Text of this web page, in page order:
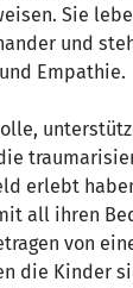
Sie
und
Empathie.
erlebt
all ihren
von
die Kinder